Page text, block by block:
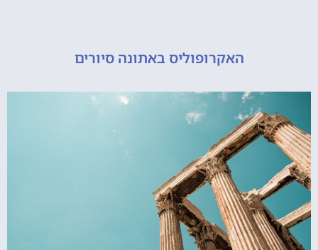
האקרופוליס באתונה סיורים